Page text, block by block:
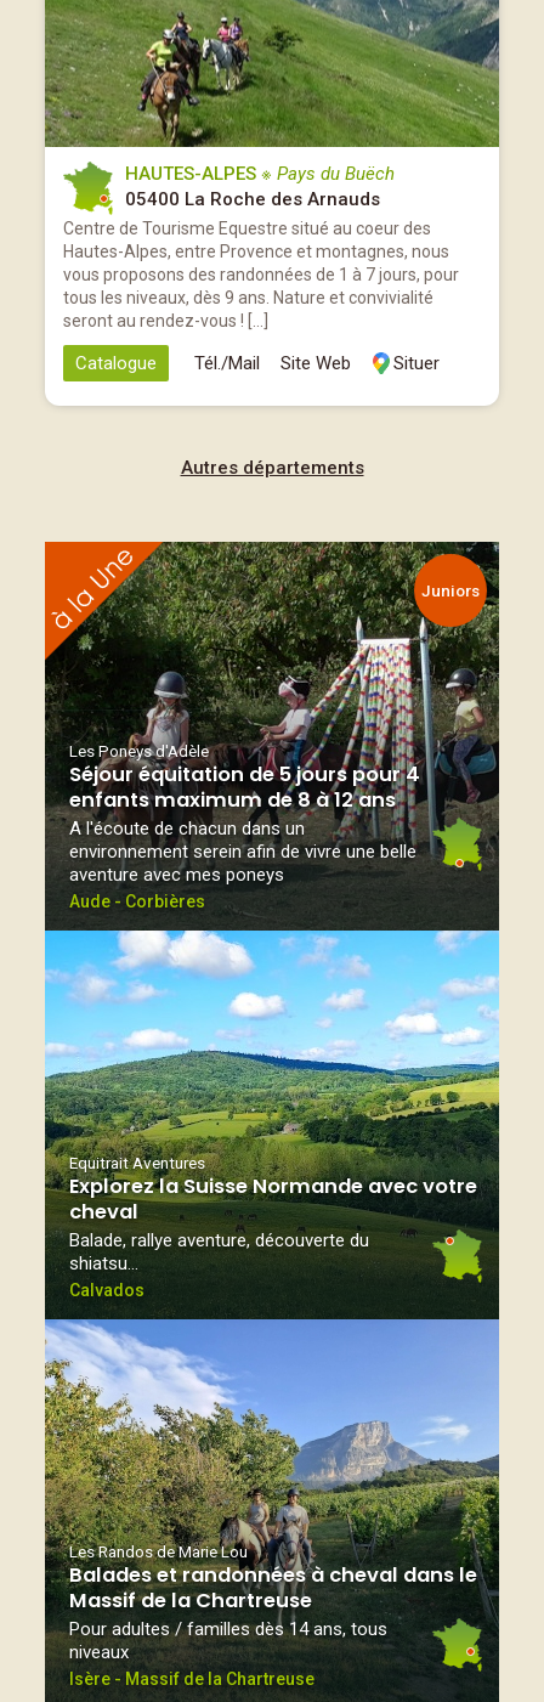
HAUTES-ALPES ※ Pays du Buëch
05400 La Roche des Arnauds
Centre de Tourisme Equestre situé au coeur des
Hautes-Alpes, entre Provence et montagnes, nous
vous proposons des randonnées de 1 à 7 jours, pour
tous les niveaux, dès 9 ans. Nature et convivialité
seront au rendez-vous ! […]
Catalogue Tél./Mail Site Web Situer
Autres départements
Juniors
Les Poneys d'Adèle
Séjour équitation de 5 jours pour 4
enfants maximum de 8 à 12 ans
A l'écoute de chacun dans un
environnement serein afin de vivre une belle
aventure avec mes poneys
Aude - Corbières
Equitrait Aventures
Explorez la Suisse Normande avec votre
cheval
Balade, rallye aventure, découverte du
shiatsu…
Calvados
Les Randos de Marie Lou
Balades et randonnées à cheval dans le
Massif de la Chartreuse
Pour adultes / familles dès 14 ans, tous
niveaux
Isère - Massif de la Chartreuse